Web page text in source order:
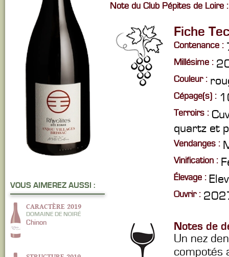
VOUS AIMEREZ AUSSI :
CARACTÈRE 2019
DOMAINE DE NOIRÉ
Chinon
Note du Club Pépites de Loire :
Fiche
Contenance :
Millésime :
Couleur :
Cépage(s) :
Terroirs :
quartz et
Vendanges :
Vinification :
Élevage :
Ouvrir :
Notes de
Un nez
compotés